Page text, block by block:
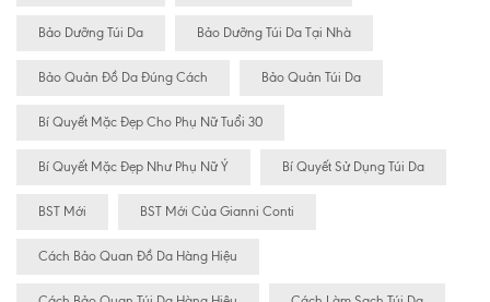
Bảo Dưỡng Túi Da Bảo Dưỡng Túi Da Tại Nhà
Bảo Quản Đồ Da Đúng Cách Bảo Quản Túi Da
Bí Quyết Mặc Đẹp Cho Phụ Nữ Tuổi 30
Bí Quyết Mặc Đẹp Như Phụ Nữ Ý Bí Quyết Sử Dụng Túi Da
BST Mới BST Mới Của Gianni Conti
Cách Bảo Quan Đồ Da Hàng Hiệu